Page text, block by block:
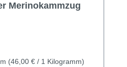
Merinokammzug
(46,00 € / 1 Kilogramm)